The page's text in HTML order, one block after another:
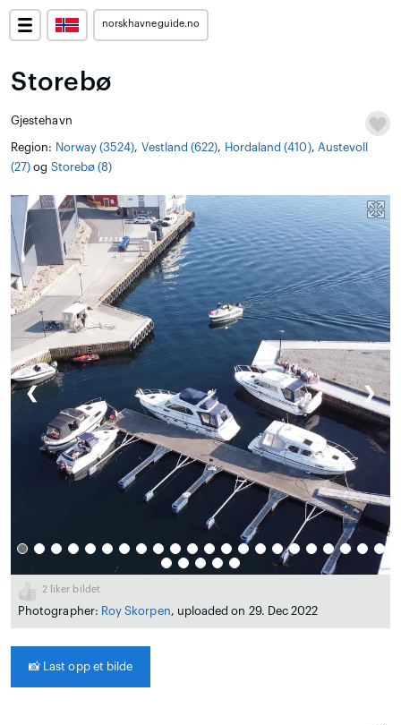
norskhavneguide.no
Storebø
Gjestehavn
Region: Norway (3524), Vestland (622), Hordaland (410), Austevoll
(27) og Storebø (8)
❮ ❯
2 liker bildet
Photographer: Roy Skorpen, uploaded on 29. Dec 2022
📸 Last opp et bilde